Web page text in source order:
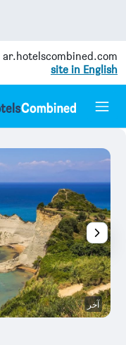
ar.hotelscombined.com
site in English
آخر